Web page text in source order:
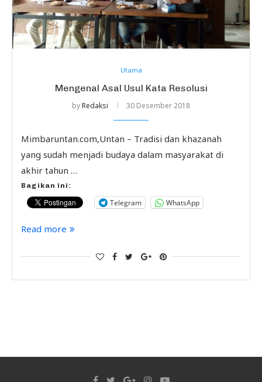
Utama
Mengenal Asal Usul Kata Resolusi
byRedaksi 30 Desember 2018
Mimbaruntan.com,Untan – Tradisi dan khazanah
yang sudah menjadi budaya dalam masyarakat di
akhir tahun …
Bagikan ini:
Telegram WhatsApp
Read more